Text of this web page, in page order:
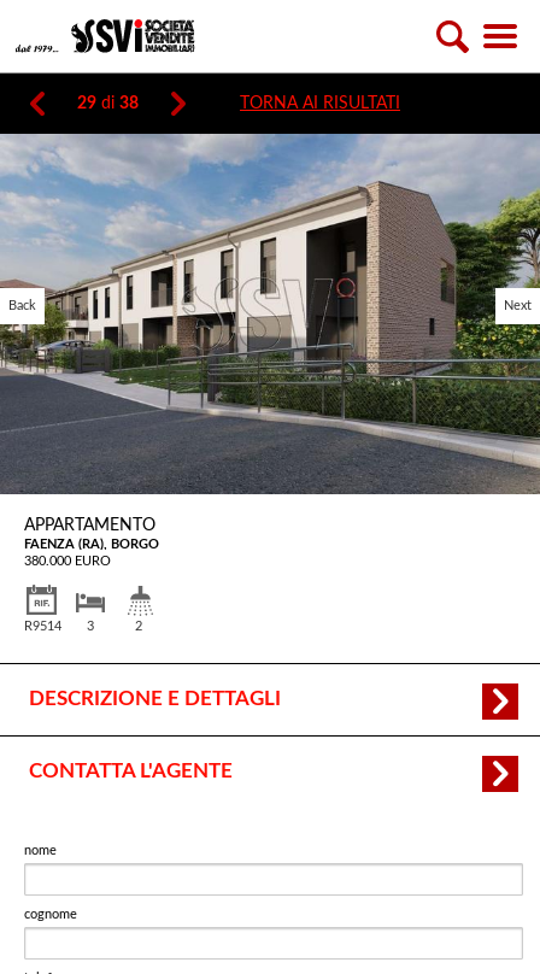
29 di 38 TORNA AI RISULTATI
Back Next
APPARTAMENTO
FAENZA (RA), BORGO
380.000 EURO
R9514 3 2
DESCRIZIONE E DETTAGLI
CONTATTA L'AGENTE
nome
cognome